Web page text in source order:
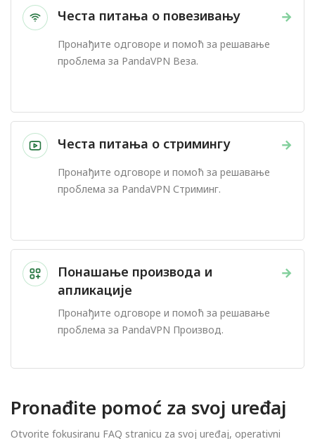
→
Честа питања о повезивању
Пронађите одговоре и помоћ за решавање
проблема за PandaVPN Веза.
→
Честа питања о стримингу
Пронађите одговоре и помоћ за решавање
проблема за PandaVPN Стриминг.
→
Понашање производа и
апликације
Пронађите одговоре и помоћ за решавање
проблема за PandaVPN Производ.
Pronađite pomoć za svoj uređaj
Otvorite fokusiranu FAQ stranicu za svoj uređaj, operativni